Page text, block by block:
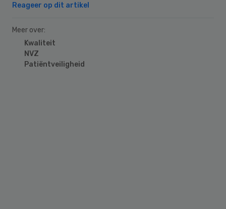
Reageer op dit artikel
Meer over:
Kwaliteit
NVZ
Patiëntveiligheid